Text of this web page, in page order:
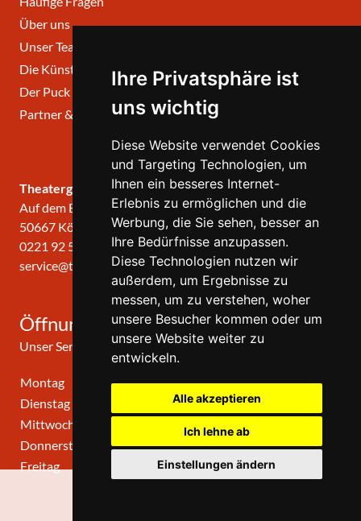
Ihre Privatsphäre ist
uns wichtig
Diese Website verwendet Cookies
und Targeting Technologien, um
Ihnen ein besseres Internet-
Erlebnis zu ermöglichen und die
Werbung, die Sie sehen, besser an
Ihre Bedürfnisse anzupassen.
Diese Technologien nutzen wir
außerdem, um Ergebnisse zu
messen, um zu verstehen, woher
unsere Besucher kommen oder um
unsere Website weiter zu
entwickeln.
Alle akzeptieren
Ich lehne ab
Einstellungen ändern
Über uns
Unser Team
Die Künstlerischen Beiräte
Der Puck
Partner & Links
Theatergemeinde KÖLN
Auf dem Berlich 34
50667 Köln
0221 92 57 420
service@theatergemeinde-koeln.de
Öffnungszeiten
Unser Service-Center ist zu folgenden Zeiten geöffnet
Montag
10:00 Uhr - 12:00 Uhr
Dienstag
10:00 Uhr - 12:00 Uhr
Mittwoch
10:00 Uhr - 12:00 Uhr
Donnerstag
10:00 Uhr - 12:00 Uhr
Freitag
geschlossen